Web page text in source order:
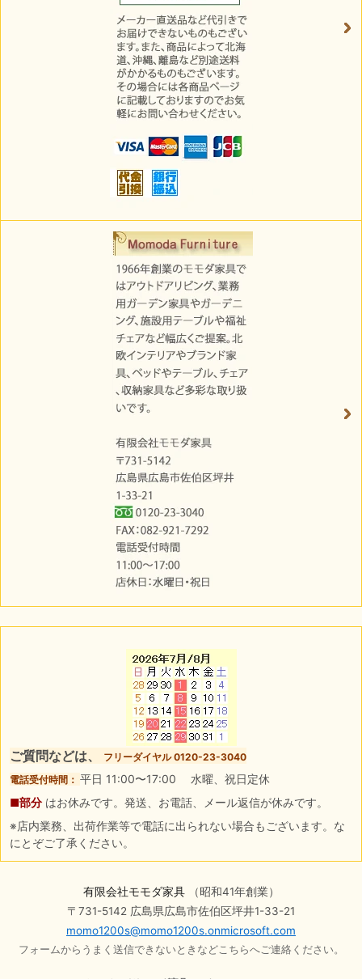
ご質問などは、
フリーダイヤル 0120-23-3040
電話受付時間： 平日 11:00〜17:00 水曜、祝日定休
■部分 はお休みです。発送、お電話、メール返信が休みです。
※店内業務、出荷作業等で電話に出られない場合もございます。な
にとぞご了承ください。
有限会社モモダ家具（昭和41年創業）
〒731-5142 広島県広島市佐伯区坪井1-33-21
momo1200s@momo1200s.onmicrosoft.com
フォームからうまく送信できないときなどこちらへご連絡ください。